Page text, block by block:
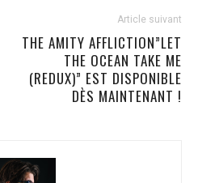
Article suivant
THE AMITY AFFLICTION”LET
THE OCEAN TAKE ME
(REDUX)” EST DISPONIBLE
DÈS MAINTENANT !